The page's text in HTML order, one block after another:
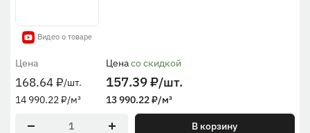
Видео о товаре
Цена
168.64₽/шт.
14 990.22₽/м³
Ценасо скидкой
157.39₽/шт.
13 990.22₽/м³
В корзину